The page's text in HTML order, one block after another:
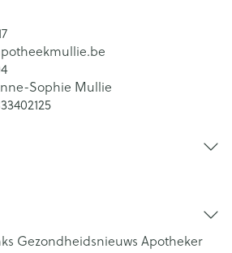
Sophie Mullie
Gezondheidsnieuws Apotheker